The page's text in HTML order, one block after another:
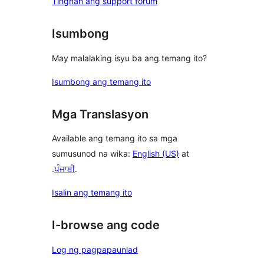
Isumbong
May malalaking isyu ba ang temang ito?
Isumbong ang temang ito
Mga Translasyon
Available ang temang ito sa mga
sumusunod na wika: English (US) at
.ਪੰਜਾਬੀ.
Isalin ang temang ito
I-browse ang code
Log ng pagpapaunlad